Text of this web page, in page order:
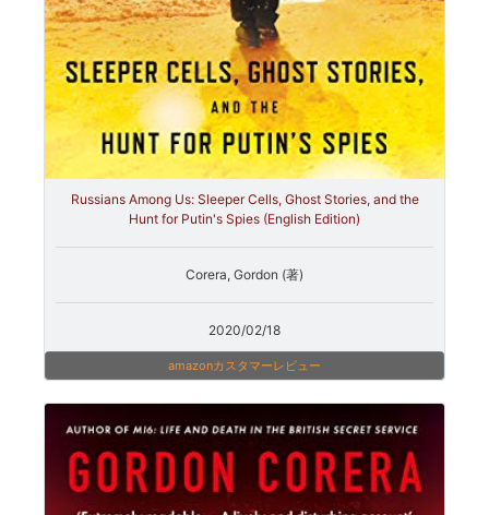
Russians Among Us: Sleeper Cells, Ghost Stories, and the
Hunt for Putin's Spies (English Edition)
Corera, Gordon (著)
2020/02/18
amazonカスタマーレビュー